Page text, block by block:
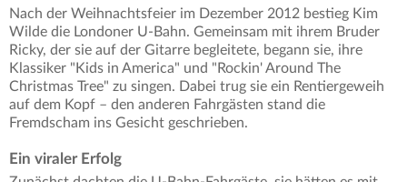
Nach der Weihnachtsfeier im Dezember 2012 bestieg Kim
Wilde die Londoner U-Bahn. Gemeinsam mit ihrem Bruder
Ricky, der sie auf der Gitarre begleitete, begann sie, ihre
Klassiker "Kids in America" und "Rockin' Around The
Christmas Tree" zu singen. Dabei trug sie ein Rentiergeweih
auf dem Kopf – den anderen Fahrgästen stand die
Fremdscham ins Gesicht geschrieben.
Ein viraler Erfolg